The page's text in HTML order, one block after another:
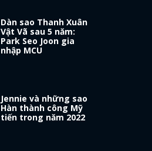
Dàn sao Thanh Xuân
Vật Vã sau 5 năm:
Park Seo Joon gia
nhập MCU
Jennie và những sao
Hàn thành công Mỹ
tiến trong năm 2022